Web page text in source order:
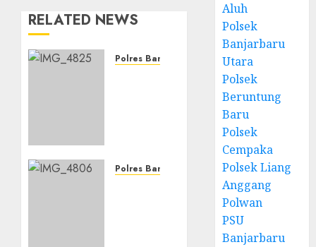
RELATED NEWS
Polres Banjarbaru
Bencana
Polres Banjarbaru
Aluh
Polsek
Banjarbaru
Utara
Polsek
Beruntung
Baru
Polsek
Cempaka
Polsek Liang
Anggang
Polwan
PSU
Banjarbaru